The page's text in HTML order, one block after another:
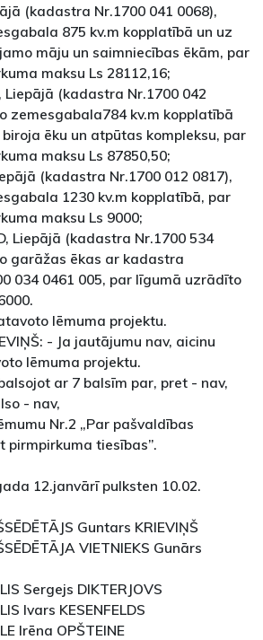
(kadastra Nr.1700 041 0068),
875 kv.m kopplatībā un uz
māju un saimniecības ēkām, par
maksu Ls 28112,16;
Liepājā (kadastra Nr.1700 042
zemesgabala784 kv.m kopplatībā
ēku un atpūtas kompleksu, par
maksu Ls 87850,50;
(kadastra Nr.1700 012 0817),
1230 kv.m kopplatībā, par
maksu Ls 9000;
Liepājā (kadastra Nr.1700 534
garāžas ēkas ar kadastra
034 0461 005, par līgumā uzrādīto
lēmuma projektu.
- Ja jautājumu nav, aicinu
lēmuma projektu.
ar 7 balsīm par, pret - nav,
- nav,
Nr.2 „Par pašvaldības
tiesības”.
12.janvārī pulksten 10.02.
Guntars KRIEVIŅŠ
VIETNIEKS Gunārs
Sergejs DIKTERJOVS
Ivars KESENFELDS
Irēna OPŠTEINE